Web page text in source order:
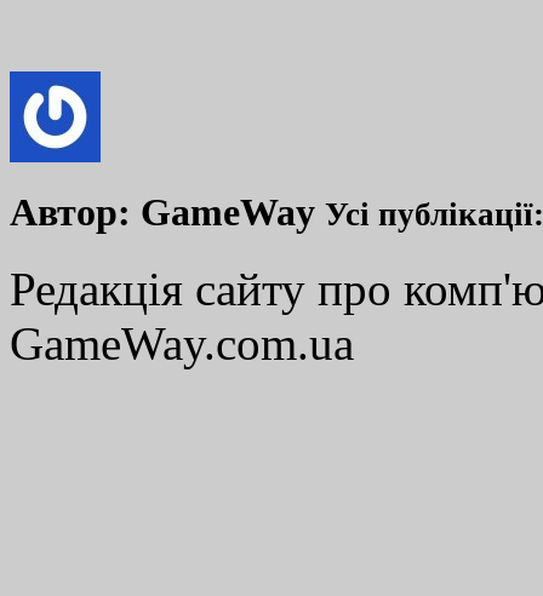
Автор: GameWay Усі
Редакція сайту про
GameWay.com.ua